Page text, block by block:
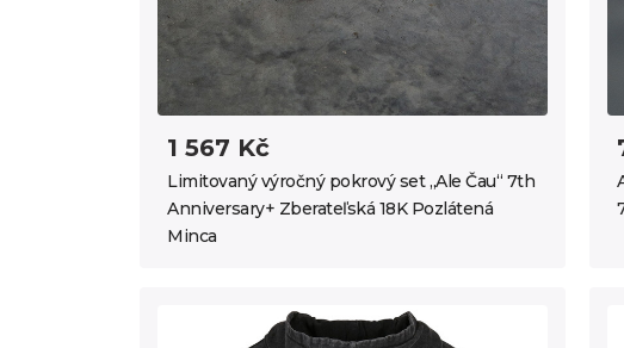
1 567 Kč
Limitovaný výročný pokrový set „Ale Čau“ 7th
Anniversary+ Zberateľská 18K Pozlátená
Minca